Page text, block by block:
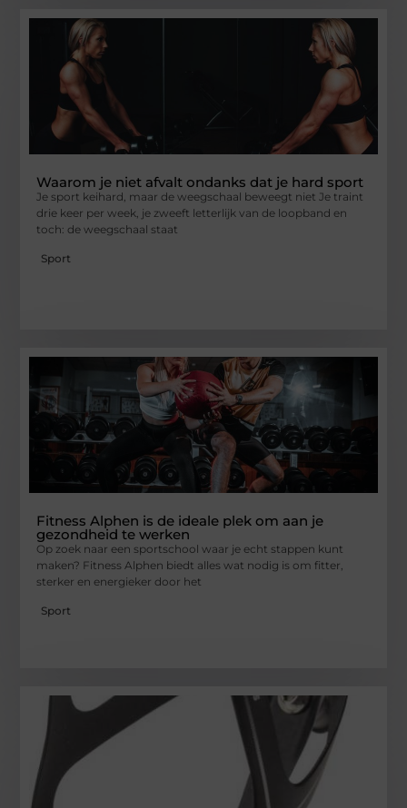
Waarom je niet afvalt ondanks dat je hard sport
Je sport keihard, maar de weegschaal beweegt niet Je traint
drie keer per week, je zweeft letterlijk van de loopband en
toch: de weegschaal staat
Sport
Fitness Alphen is de ideale plek om aan je
gezondheid te werken
Op zoek naar een sportschool waar je echt stappen kunt
maken? Fitness Alphen biedt alles wat nodig is om fitter,
sterker en energieker door het
Sport